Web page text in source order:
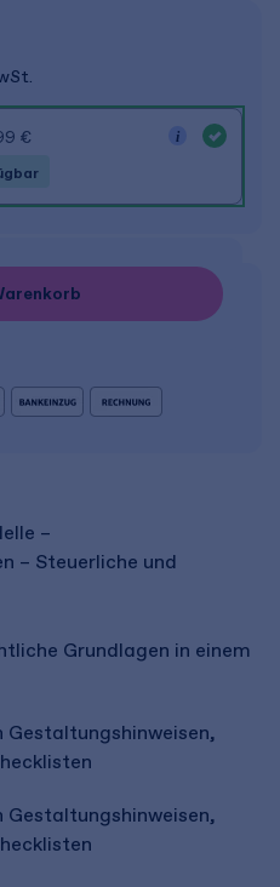
–
– Steuerliche und
Grundlagen in einem
Gestaltungshinweisen,
Gestaltungshinweisen,
€